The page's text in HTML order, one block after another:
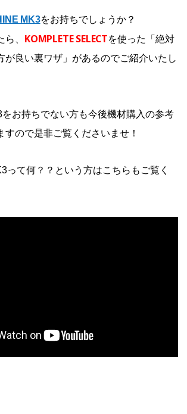
MK3をお持ちでしょうか？
、 KOMPLETE SELECTを使った「絶対
が良い裏ワザ」があるのでご紹介いたし
お持ちでない方も今後機材購入の参考
すので是非ご覧くださいませ！
って何？？という方はこちらもご覧く